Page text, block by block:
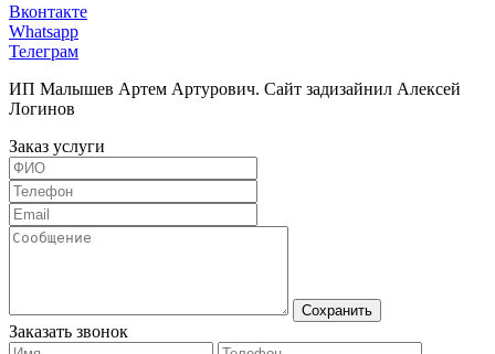
Вконтакте
Whatsapp
Телеграм
ИП Малышев Артем Артурович. Сайт задизайнил Алексей
Логинов
Заказ услуги
Сохранить
Заказать звонок